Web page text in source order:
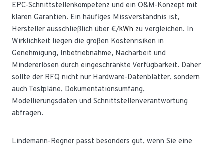
EPC‑Schnittstellenkompetenz und ein O&M‑Konzept mit
klaren Garantien. Ein häufiges Missverständnis ist,
Hersteller ausschließlich über €/kWh zu vergleichen. In
Wirklichkeit liegen die großen Kostenrisiken in
Genehmigung, Inbetriebnahme, Nacharbeit und
Mindererlösen durch eingeschränkte Verfügbarkeit. Daher
sollte der RFQ nicht nur Hardware‑Datenblätter, sondern
auch Testpläne, Dokumentationsumfang,
Modellierungsdaten und Schnittstellenverantwortung
abfragen.
Lindemann-Regner passt besonders gut, wenn Sie eine